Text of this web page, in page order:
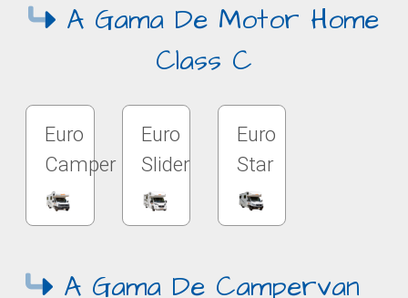
A Gama De Motor Home
Class C
Euro
Camper
Euro
Slider
Euro
Star
A Gama De Campervan